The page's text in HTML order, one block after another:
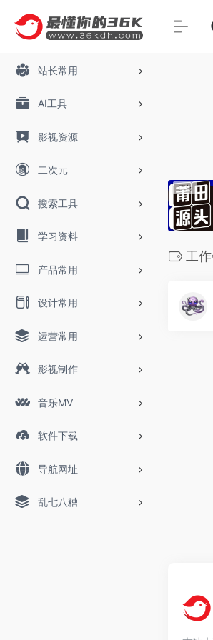
站长常用
AI工具
影视资源
二次元
搜索工具
学习资料
产品常用
设计常用
运营常用
影视制作
音乐MV
软件下载
导航网址
乱七八糟
工